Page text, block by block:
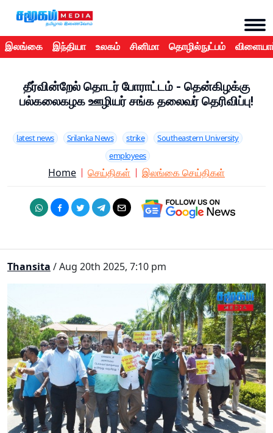
இலங்கை இந்தியா உலகம் சினிமா தொழில்நுட்பம்
தீர்வின்றேல் தொடர் போராட்டம் - தென்கிழக்கு
பல்கலைகழக ஊழியர் சங்க தலைவர் தெரிவிப்பு!
latest news Srilanka News strike
Southeastern University
employees
Home செய்திகள் இலங்கை செய்திகள்
Thansita / Aug 20th 2025, 7:10 pm